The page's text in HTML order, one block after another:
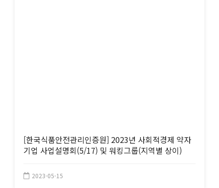
[한국식품안전관리인증원] 2023년 사회적경제 약자
기업 사업설명회(5/17) 및 워킹그룹(지역별 상이)
2023-05-15